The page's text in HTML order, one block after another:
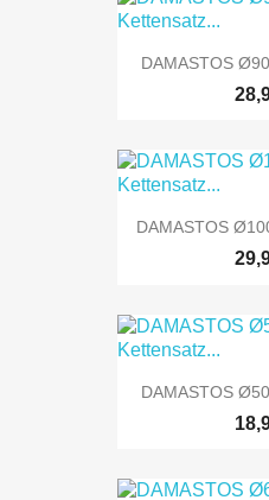
DAMASTOS
DAMASTOS
DAMASTOS